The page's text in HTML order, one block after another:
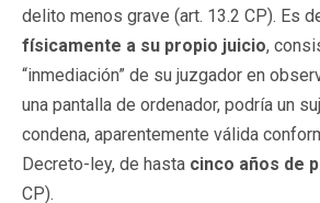
delito menos grave (art. 13.2 CP). Es
físicamente a su propio juicio,
“inmediación” de su juzgador en
una pantalla de ordenador, podría un
condena, aparentemente válida
Decreto-ley, de hasta cinco años de
CP).